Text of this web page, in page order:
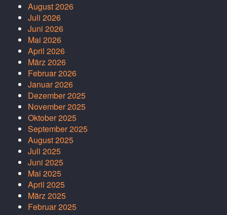
August 2026
Juli 2026
Juni 2026
Mai 2026
April 2026
März 2026
Februar 2026
Januar 2026
Dezember 2025
November 2025
Oktober 2025
September 2025
August 2025
Juli 2025
Juni 2025
Mai 2025
April 2025
März 2025
Februar 2025